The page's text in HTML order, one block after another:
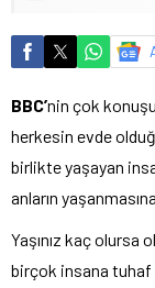
BBC’nin çok
herkesin evde
birlikte yaşayan
anların
Yaşınız kaç olursa
birçok insana tuhaf